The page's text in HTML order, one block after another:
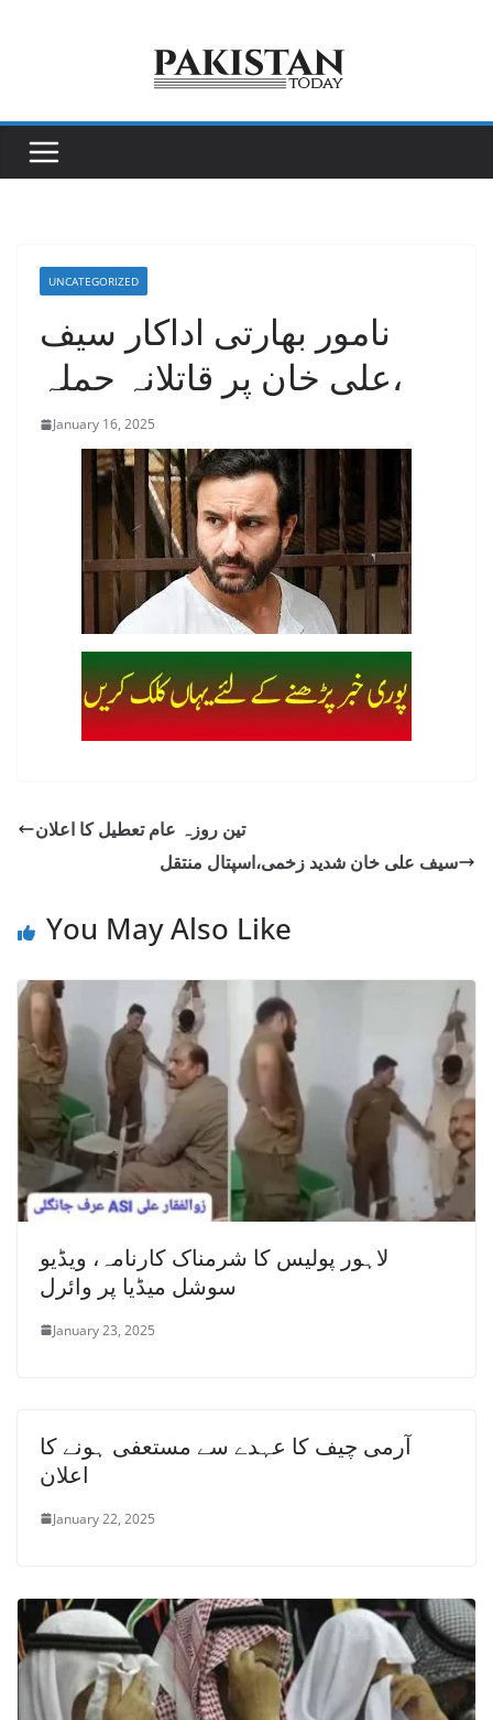
UNCATEGORIZED
نامور بھارتی اداکار سیف
علی خان پر قاتلانہ حملہ،
January 16, 2025
تین روزہ عام تعطیل کا اعلان
سیف علی خان شدید زخمی،اسپتال منتقل
You May Also Like
لاہور پولیس کا شرمناک کارنامہ، ویڈیو
سوشل میڈیا پر وائرل
January 23, 2025
آرمی چیف کا عہدے سے مستعفی ہونے کا
اعلان
January 22, 2025